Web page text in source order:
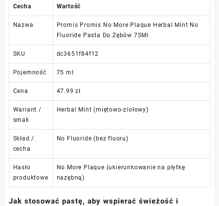
Cecha Wartość
Nazwa
Promis Promis No More Plaque Herbal Mint No
Fluoride Pasta Do Zębów 75Ml
SKU dc3651f84f12
Pojemność 75 ml
Cena 47.99 zł
Wariant /
smak
Herbal Mint (miętowo-ziołowy)
Skład /
cecha
No Fluoride (bez fluoru)
Hasło
produktowe
No More Plaque (ukierunkowanie na płytkę
nazębną)
Jak stosować pastę, aby wspierać świeżość i